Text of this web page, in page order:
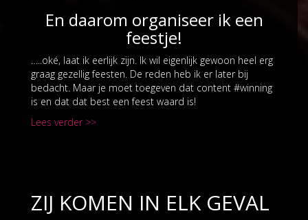
En daarom organiseer ik een
feestje!
…..oké, laat ik eerlijk zijn. Ik wil eigenlijk gewoon heel erg
graag gezellig feesten. De reden heb ik er later bij
bedacht. Maar je moet toegeven dat content #winning
is en dat dat best een feest waard is!
Lees verder >>
ZIJ KOMEN IN ELK GEVAL